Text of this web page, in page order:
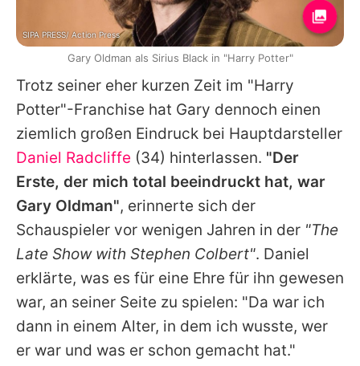
Trotz seiner eher kurzen Zeit im "Harry
Potter"-Franchise hat Gary dennoch einen
ziemlich großen Eindruck bei Hauptdarsteller
Daniel Radcliffe (34) hinterlassen. "Der
Erste, der mich total beeindruckt hat, war
Gary Oldman", erinnerte sich der
Schauspieler vor wenigen Jahren in der "The
Late Show with Stephen Colbert". Daniel
erklärte, was es für eine Ehre für ihn gewesen
war, an seiner Seite zu spielen: "Da war ich
dann in einem Alter, in dem ich wusste, wer
er war und was er schon gemacht hat."
SIPA PRESS/ Action Press
Gary Oldman als Sirius Black in "Harry Potter"